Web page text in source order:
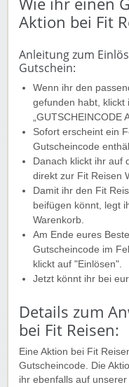
Aktion bei Fit
Anleitung zum
Gutschein:
Wenn ihr den
gefunden habt, klickt
„GUTSCHEINCODE
Sofort erscheint ein
Gutscheincode
Danach klickt ihr auf
direkt zur Fit Reisen
Damit ihr den Fit
beifügen könnt, legt
Warenkorb.
Am Ende eures
Gutscheincode im
klickt auf "Einlösen".
Jetzt könnt ihr bei
Details zum
bei Fit Reisen:
Eine Aktion bei Fit
Gutscheincode. Die
ihr ebenfalls auf